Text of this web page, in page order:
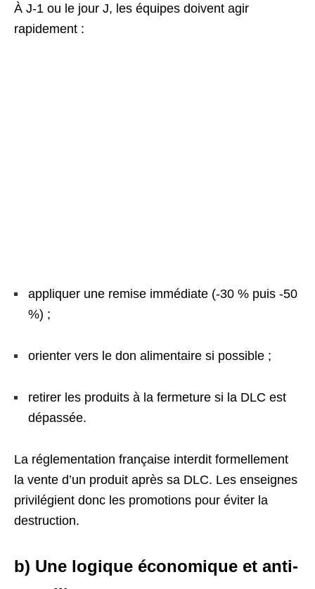
À J-1 ou le jour J, les équipes doivent agir
rapidement :
appliquer une remise immédiate (-30 % puis -50
%) ;
orienter vers le don alimentaire si possible ;
retirer les produits à la fermeture si la DLC est
dépassée.
La réglementation française interdit formellement
la vente d’un produit après sa DLC. Les enseignes
privilégient donc les promotions pour éviter la
destruction.
b) Une logique économique et anti-